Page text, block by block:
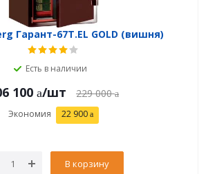
Гарант-67T.EL GOLD (вишня)
Есть в наличии
100 /шт 229 000
Экономия 22 900
В корзину